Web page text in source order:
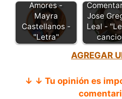
Amores -
Mayra
Castellanos -
"Letra"
Jose
Leal -
AGREGAR
↓ ↓ Tu opinión es